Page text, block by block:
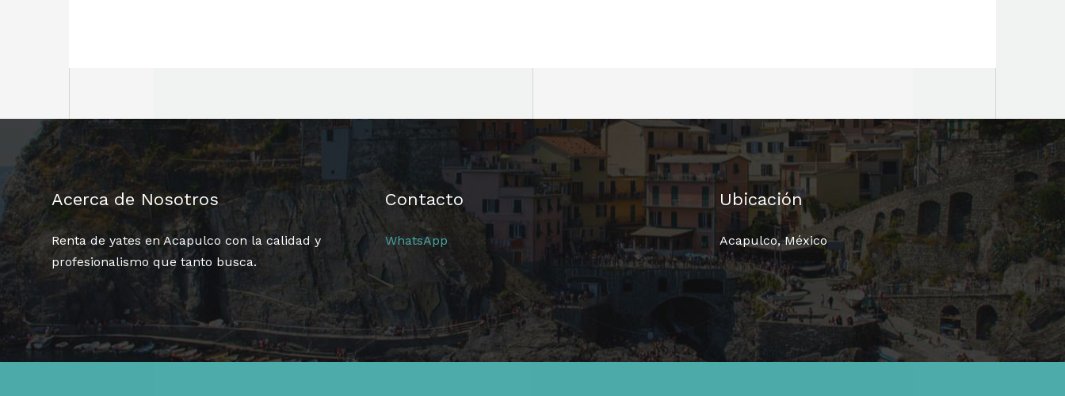
Acerca de Nosotros
Renta de yates en Acapulco con la calidad y
profesionalismo que tanto busca.
Contacto
WhatsApp
Ubicación
Acapulco, México